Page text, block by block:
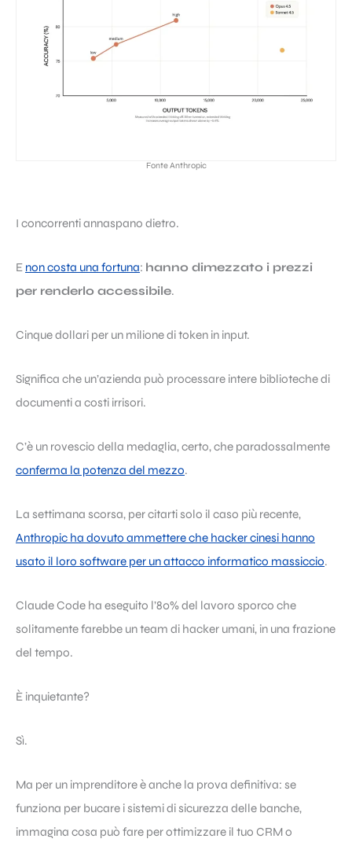
Fonte Anthropic
I concorrenti annaspano dietro.
E non costa una fortuna: hanno dimezzato i prezzi
per renderlo accessibile.
Cinque dollari per un milione di token in input.
Significa che un’azienda può processare intere biblioteche di
documenti a costi irrisori.
C’è un rovescio della medaglia, certo, che paradossalmente
conferma la potenza del mezzo.
La settimana scorsa, per citarti solo il caso più recente,
Anthropic ha dovuto ammettere che hacker cinesi hanno
usato il loro software per un attacco informatico massiccio.
Claude Code ha eseguito l’80% del lavoro sporco che
solitamente farebbe un team di hacker umani, in una frazione
del tempo.
È inquietante?
Sì.
Ma per un imprenditore è anche la prova definitiva: se
funziona per bucare i sistemi di sicurezza delle banche,
immagina cosa può fare per ottimizzare il tuo CRM o